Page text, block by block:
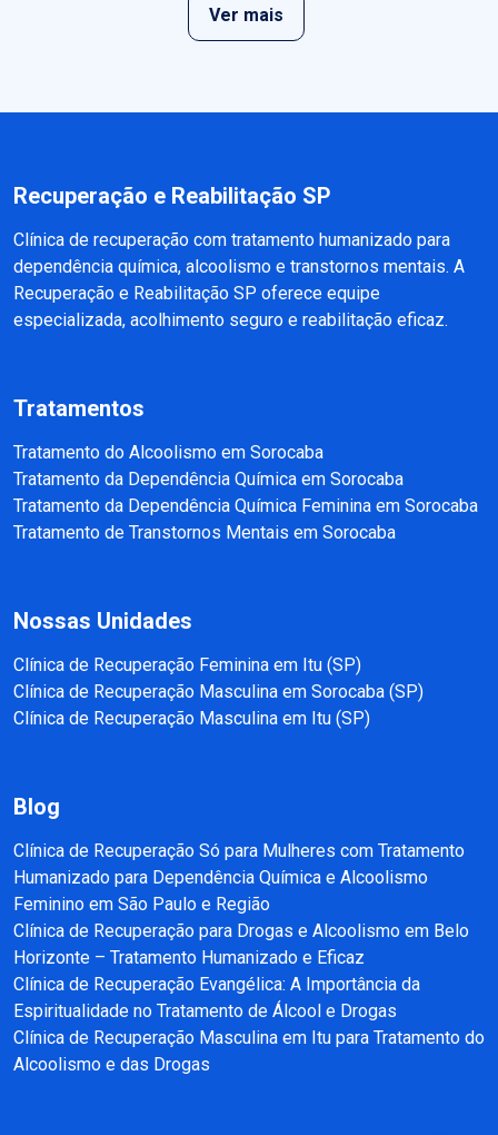
Ver mais
Recuperação e Reabilitação SP
Clínica de recuperação com tratamento humanizado para
dependência química, alcoolismo e transtornos mentais. A
Recuperação e Reabilitação SP oferece equipe
especializada, acolhimento seguro e reabilitação eficaz.
Tratamentos
Tratamento do Alcoolismo em Sorocaba
Tratamento da Dependência Química em Sorocaba
Tratamento da Dependência Química Feminina em Sorocaba
Tratamento de Transtornos Mentais em Sorocaba
Nossas Unidades
Clínica de Recuperação Feminina em Itu (SP)
Clínica de Recuperação Masculina em Sorocaba (SP)
Clínica de Recuperação Masculina em Itu (SP)
Blog
Clínica de Recuperação Só para Mulheres com Tratamento
Humanizado para Dependência Química e Alcoolismo
Feminino em São Paulo e Região
Clínica de Recuperação para Drogas e Alcoolismo em Belo
Horizonte – Tratamento Humanizado e Eficaz
Clínica de Recuperação Evangélica: A Importância da
Espiritualidade no Tratamento de Álcool e Drogas
Clínica de Recuperação Masculina em Itu para Tratamento do
Alcoolismo e das Drogas